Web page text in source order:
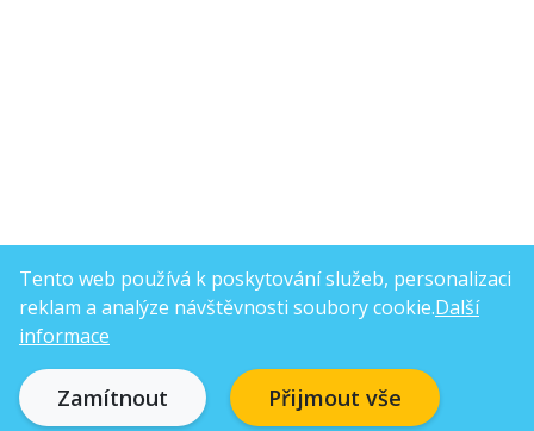
Tento web používá k poskytování služeb, personalizaci
reklam a analýze návštěvnosti soubory cookie.Další
informace
Zamítnout Přijmout vše